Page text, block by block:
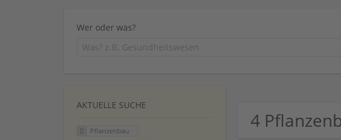
Wer oder was?
4
AKTUELLE SUCHE
Pflanzenbau